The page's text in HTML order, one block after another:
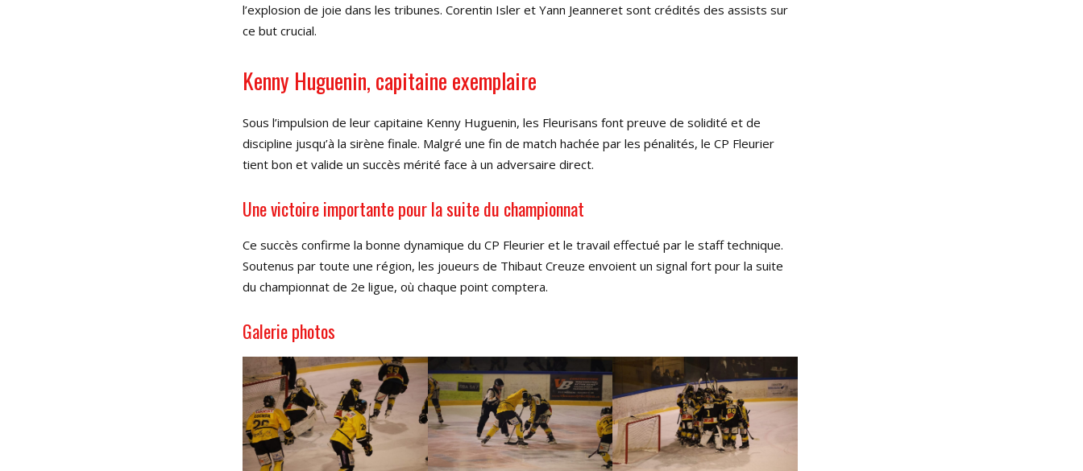
l’explosion de joie dans les tribunes. Corentin Isler et Yann Jeanneret sont crédités des assists sur
ce but crucial.
Kenny Huguenin, capitaine exemplaire
Sous l’impulsion de leur capitaine Kenny Huguenin, les Fleurisans font preuve de solidité et de
discipline jusqu’à la sirène finale. Malgré une fin de match hachée par les pénalités, le CP Fleurier
tient bon et valide un succès mérité face à un adversaire direct.
Une victoire importante pour la suite du championnat
Ce succès confirme la bonne dynamique du CP Fleurier et le travail effectué par le staff technique.
Soutenus par toute une région, les joueurs de Thibaut Creuze envoient un signal fort pour la suite
du championnat de 2e ligue, où chaque point comptera.
Galerie photos